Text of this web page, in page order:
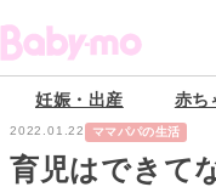
妊娠・出産 赤ち
2022.01.22 ママパパの生活
育児はできて